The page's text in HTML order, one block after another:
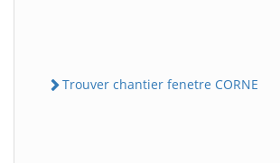
Trouver chantier fenetre CORNE